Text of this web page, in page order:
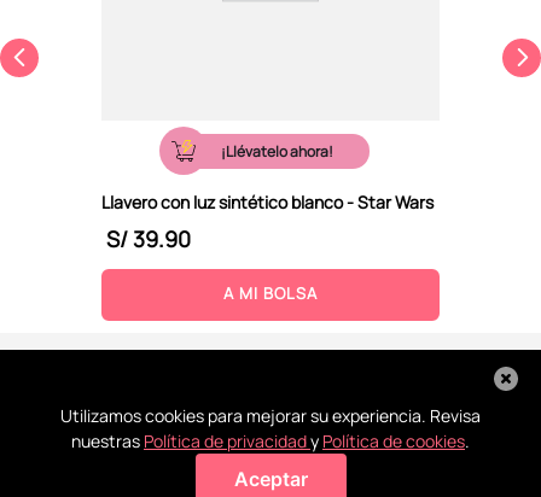
Utilizamos cookies para mejorar su experiencia. Revisa
nuestras Política de privacidady Política de cookies.
Aceptar
¡Llévatelo ahora!
Llavero con luz sintético blanco - Star Wars
S/39.90
A MI BOLSA